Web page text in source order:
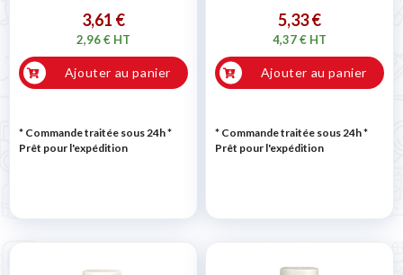
3,61 €
2,96 € HT
Ajouter au panier
* Commande traitée sous 24h*
Prêt pour l'expédition
5,33 €
4,37 € HT
Ajouter au panier
* Commande traitée sous 24h*
Prêt pour l'expédition